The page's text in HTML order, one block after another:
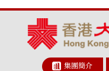
集團簡介